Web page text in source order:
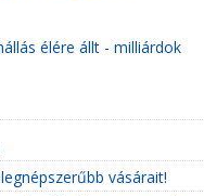
élére állt - milliárdok
vásárait!